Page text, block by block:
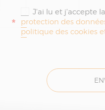
*
J'ai lu et j'accepte
protection des
politique des cookies